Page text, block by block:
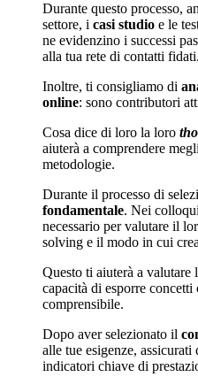
Durante questo processo,
settore, i casi studio e le
ne evidenzino i successi
alla tua rete di contatti fidati.
Inoltre, ti consigliamo di
online: sono contributori
Cosa dice di loro la loro
aiuterà a comprendere
metodologie.
Durante il processo di
fondamentale. Nei
necessario per valutare il
solving e il modo in cui
Questo ti aiuterà a
capacità di esporre
comprensibile.
Dopo aver selezionato il
alle tue esigenze,
indicatori chiave di